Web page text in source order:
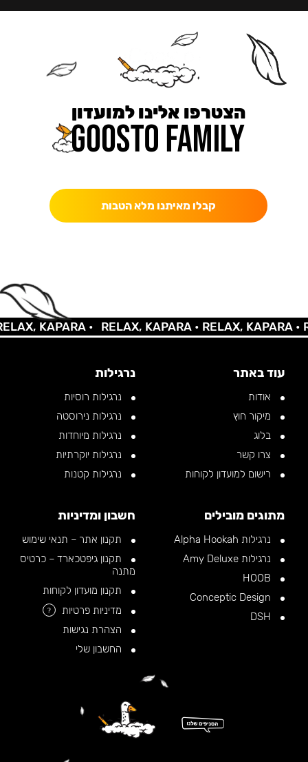
הצטרפו אלינו למועדון
קבלו מאיתנו מלא הטבות
KAPARA • RELAX, KAPARA •RELAX, KAPARA •
עוד באתר
אודות
מיקור חוץ
בלוג
צרו קשר
רישום למועדון לקוחות
נרגילות
נרגילות רוסיות
נרגילות נירוסטה
נרגילות מיוחדות
נרגילות יוקרתיות
נרגילות קטנות
מתוגים מובילים
נרגילות Alpha Hookah
נרגילות Amy Deluxe
חשבון ומדיניות
תקנון אתר – תנאי שימוש
תקנון גיפטכארד – כרטיס
מתנה
תקנון מועדון לקוחות
מדיניות פרטיות
?
הצהרת נגישות
החשבון שלי